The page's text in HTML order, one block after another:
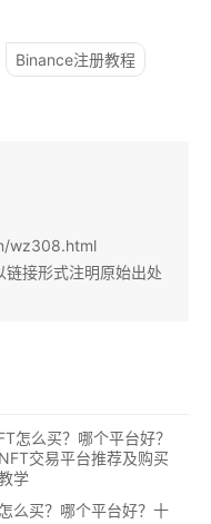
Binance注册教程
wz308.html
链接形式注明原始出处
么买？哪个平台好？十